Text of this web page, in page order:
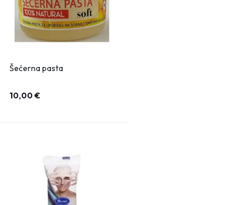
Šećerna pasta
10,00€